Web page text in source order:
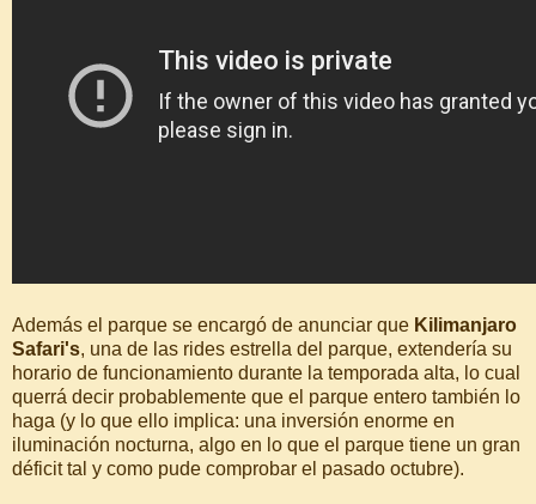
Además el parque se encargó de anunciar que Kilimanjaro
Safari's, una de las rides estrella del parque, extendería su
horario de funcionamiento durante la temporada alta, lo cual
querrá decir probablemente que el parque entero también lo
haga (y lo que ello implica: una inversión enorme en
iluminación nocturna, algo en lo que el parque tiene un gran
déficit tal y como pude comprobar el pasado octubre).